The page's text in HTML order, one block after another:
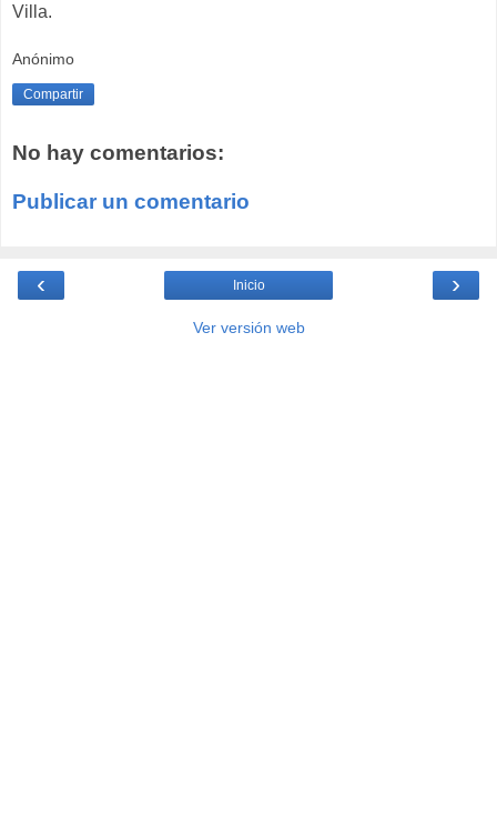
Villa.
Anónimo
Compartir
No hay comentarios:
Publicar un comentario
‹ ›
Inicio
Ver versión web